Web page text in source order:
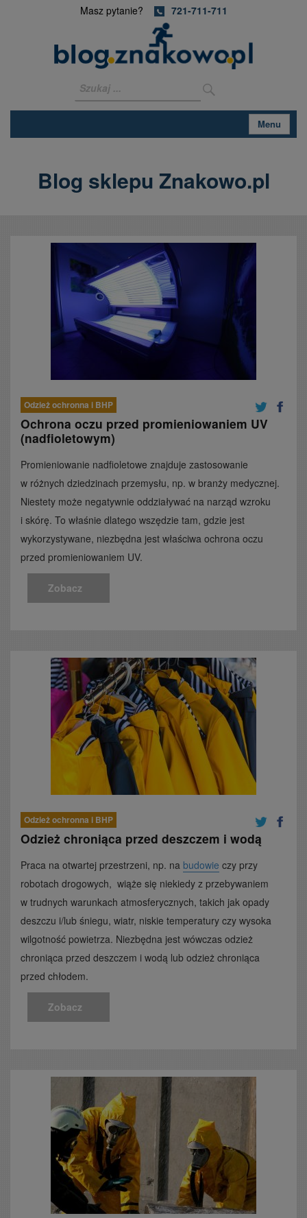
Masz pytanie? 721-711-711
Menu
Blog sklepu Znakowo.pl
Odzież ochronna i BHP
Ochrona oczu przed promieniowaniem UV
(nadfioletowym)
Promieniowanie nadfioletowe znajduje zastosowanie
w różnych dziedzinach przemysłu, np. w branży medycznej.
Niestety może negatywnie oddziaływać na narząd wzroku
i skórę. To właśnie dlatego wszędzie tam, gdzie jest
wykorzystywane, niezbędna jest właściwa ochrona oczu
przed promieniowaniem UV.
Zobacz
Odzież ochronna i BHP
Odzież chroniąca przed deszczem i wodą
Praca na otwartej przestrzeni, np. na budowie czy przy
robotach drogowych, wiąże się niekiedy z przebywaniem
w trudnych warunkach atmosferycznych, takich jak opady
deszczu i/lub śniegu, wiatr, niskie temperatury czy wysoka
wilgotność powietrza. Niezbędna jest wówczas odzież
chroniąca przed deszczem i wodą lub odzież chroniąca
przed chłodem.
Zobacz